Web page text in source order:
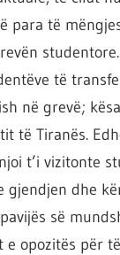
para të
të
në grevë;
të Tiranës.
t’i vizitonte
dhe
së
opozitës për